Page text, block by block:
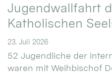
Jugendwallfahrt
Katholischen
23. Juli 2026
52 Jugendliche der
waren mit Weihbischof